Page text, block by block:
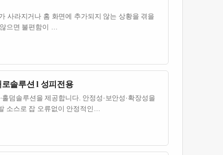
사라지거나 홈 화면에 추가되지 않는 상황을 겪을
으면 불편함이 …
솔루션 l 성피전용
덤솔루션을 제공합니다. 안정성·보안성·확장성을
소스로 잡 오류없이 안정적인…